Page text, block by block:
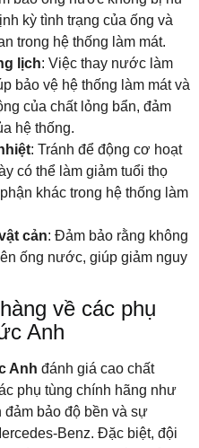
kỳ tình trạng của ống và
trong hệ thống làm mát.
lịch: Việc thay nước làm
bảo vệ hệ thống làm mát và
của chất lỏng bẩn, đảm
hệ thống.
: Tránh để động cơ hoạt
có thể làm giảm tuổi thọ
khác trong hệ thống làm
cản: Đảm bảo rằng không
ống nước, giúp giảm nguy
về các phụ
Anh
Anh đánh giá cao chất
phụ tùng chính hãng như
đảm bảo độ bền và sự
Benz. Đặc biệt, đội